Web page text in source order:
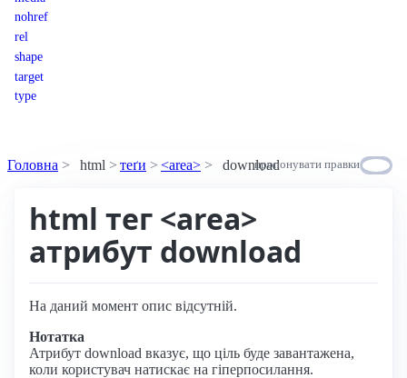
nohref
rel
shape
target
type
Головна html теґи <area> downloadпропонувати правки
html тег <area>
атрибут download
На даний момент опис відсутній.
Нотатка
Атрибут download вказує, що ціль буде завантажена,
коли користувач натискає на гіперпосилання.